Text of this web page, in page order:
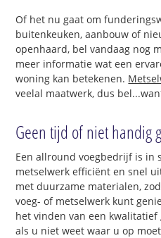
Of het nu gaat om
buitenkeuken, aanbouw of
openhaard, bel vandaag nog
meer informatie wat een
woning kan betekenen.
veelal maatwerk, dus
Geen tijd of niet handig
Een allround voegbedrijf is in
metselwerk efficiënt en snel
met duurzame materialen,
voeg- of metselwerk kunt
het vinden van een
als u niet weet waar u op